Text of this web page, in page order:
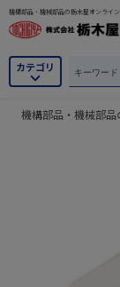
機構部品・機械部品の栃木屋オンライ
カテゴリ
機構部品・機械部品